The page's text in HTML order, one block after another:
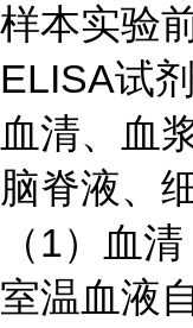
样本实验
ELISA试
血清、血
脑脊液、
（1）血清
室温血液